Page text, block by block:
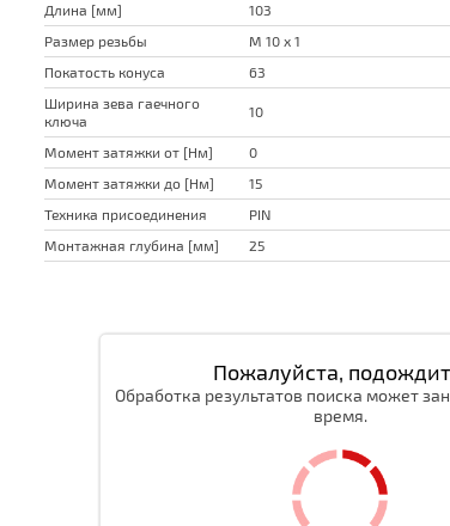
Длина [мм]
103
Размер резьбы
M 10 x 1
Покатость конуса
63
Ширина зева гаечного
ключа
10
Момент затяжки от [Нм]
0
Момент затяжки до [Нм]
15
Техника присоединения
PIN
Монтажная глубина [мм]
25
Пожалуйста,
Обработка результатов поиска может
время.